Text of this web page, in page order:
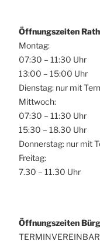
Öffnungszeiten
Montag:
07:30 – 11:30 Uhr
13:00 – 15:00 Uhr
Dienstag: nur mit
Mittwoch:
07:30 – 11:30 Uhr
15:30 – 18.30 Uhr
Donnerstag: nur mit
Freitag:
7.30 – 11.30 Uhr
Öffnungszeiten